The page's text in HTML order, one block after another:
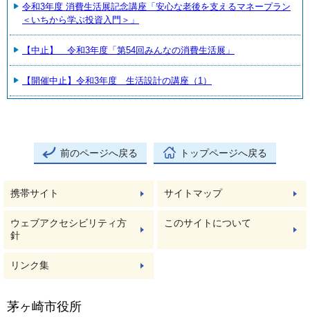
令和3年度 消費生活展記念講座「安心な老後を支えるマネープラン
＜いちから学ぶ投資入門＞」
【中止】 令和3年度「第54回みんなの消費生活展」
【開催中止】令和3年度 生活設計の講座（1）
前のページへ戻る トップページへ戻る
携帯サイト サイトマップ
ウェブアクセシビリティ方
針
このサイトについて
リンク集
茅ヶ崎市役所